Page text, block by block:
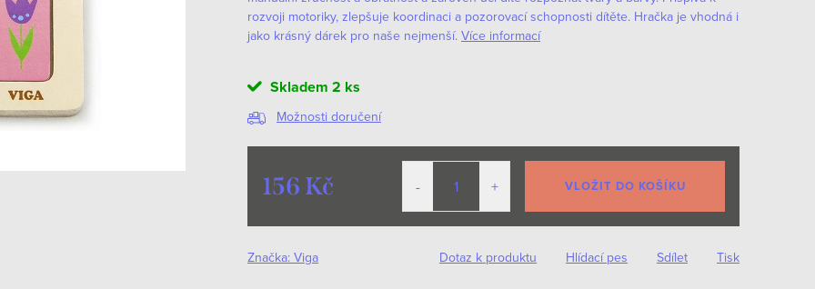
rozvoji motoriky, zlepšuje koordinaci a pozorovací schopnosti dítěte. Hračka je vhodná i
jako krásný dárek pro naše nejmenší. Více informací
Skladem 2 ks
Možnosti doručení
156 Kč
cena:
VLOŽIT DO KOŠÍKU
Značka: Viga Tisk
Dotaz k produktu Hlídací pes Sdílet